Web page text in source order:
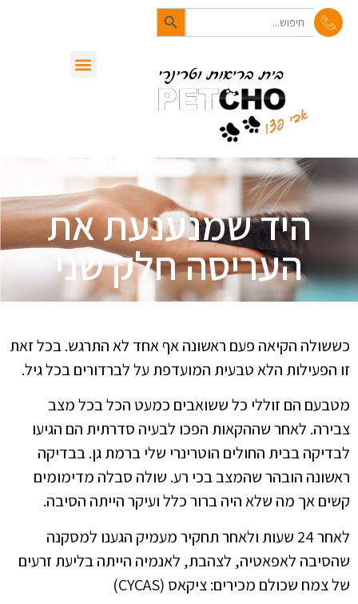
לתוכן Search
for:
Search Button
היד שמנענעת את
העריסה חלק שני
כששולה הקיאה פעם ראשונה אף אחד לא התרגש. בכל זאת
זו הפעילות הלא טבעית המועדפת על לברדורים בכל גיל.
מטבעם הם זוללי כל ששואבים כמעט הכל בכל מצב
צבירה. לאחר שההקאות הפכו לבעיה סדרתית הם הגיעו
לבדיקה בבית החולים הוטרינרי שלי ברמת גן. בבדיקה
ראשונה הובהר שהמצב בכי רע. שולה סבלה מדימומים
קשים אך מה שלא היה ברור כלל ועיקר הייתה הסיבה.
לאחר 24 שעות ולאחר תחקיר מעמיק הגענו למסקנה
שהסיבה לאפאטיה, לצהבת, לאנמיה הייתה בליעת זרעים
של צמח שכולם מכירים: ציקאס (CYCAS)